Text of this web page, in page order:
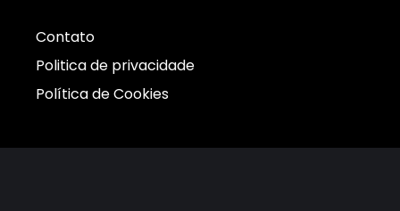
Contato
Politica de privacidade
Política de Cookies